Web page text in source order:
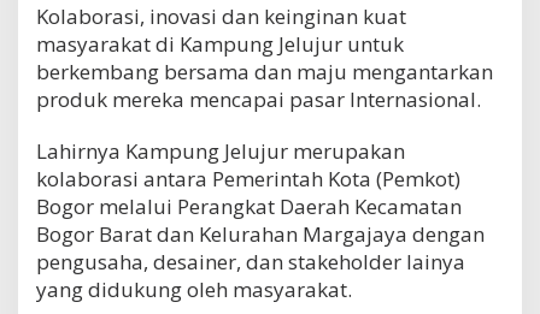
Kolaborasi, inovasi dan keinginan kuat
masyarakat di Kampung Jelujur untuk
berkembang bersama dan maju mengantarkan
produk mereka mencapai pasar Internasional.
Lahirnya Kampung Jelujur merupakan
kolaborasi antara Pemerintah Kota (Pemkot)
Bogor melalui Perangkat Daerah Kecamatan
Bogor Barat dan Kelurahan Margajaya dengan
pengusaha, desainer, dan stakeholder lainya
yang didukung oleh masyarakat.